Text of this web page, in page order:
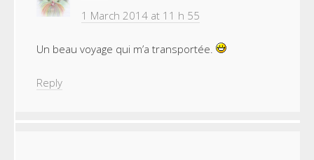
1 March 2014 at 11 h 55
Un beau voyage qui m’a transportée.
Reply